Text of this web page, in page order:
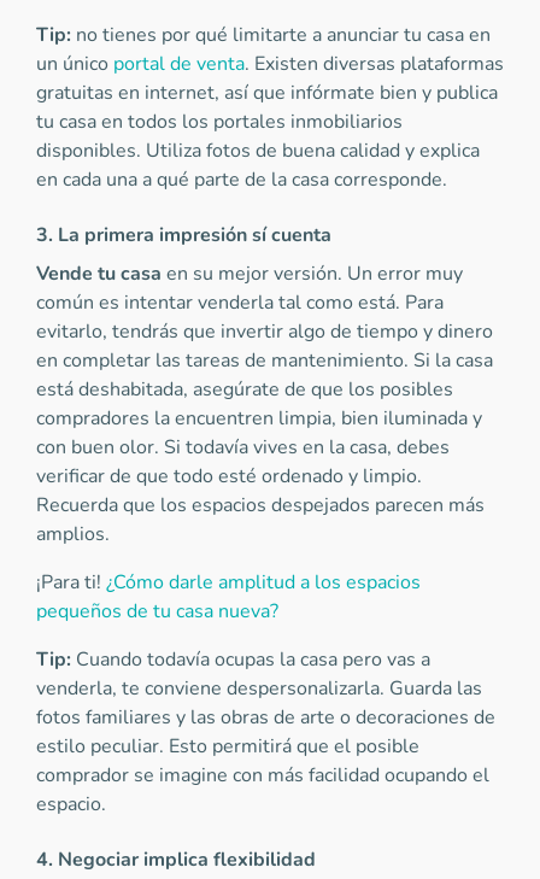
Tip: no tienes por qué limitarte a anunciar tu casa en
un único portal de venta. Existen diversas plataformas
gratuitas en internet, así que infórmate bien y publica
tu casa en todos los portales inmobiliarios
disponibles. Utiliza fotos de buena calidad y explica
en cada una a qué parte de la casa corresponde.
3. La primera impresión sí cuenta
Vende tu casa en su mejor versión. Un error muy
común es intentar venderla tal como está. Para
evitarlo, tendrás que invertir algo de tiempo y dinero
en completar las tareas de mantenimiento. Si la casa
está deshabitada, asegúrate de que los posibles
compradores la encuentren limpia, bien iluminada y
con buen olor. Si todavía vives en la casa, debes
verificar de que todo esté ordenado y limpio.
Recuerda que los espacios despejados parecen más
amplios.
¡Para ti! ¿Cómo darle amplitud a los espacios
pequeños de tu casa nueva?
Tip: Cuando todavía ocupas la casa pero vas a
venderla, te conviene despersonalizarla. Guarda las
fotos familiares y las obras de arte o decoraciones de
estilo peculiar. Esto permitirá que el posible
comprador se imagine con más facilidad ocupando el
espacio.
4. Negociar implica flexibilidad